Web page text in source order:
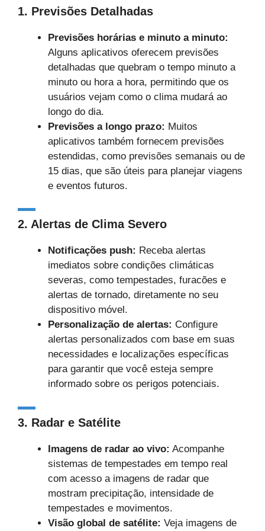
1. Previsões Detalhadas
Previsões horárias e minuto a minuto:
Alguns aplicativos oferecem previsões
detalhadas que quebram o tempo minuto a
minuto ou hora a hora, permitindo que os
usuários vejam como o clima mudará ao
longo do dia.
Previsões a longo prazo: Muitos
aplicativos também fornecem previsões
estendidas, como previsões semanais ou de
15 dias, que são úteis para planejar viagens
e eventos futuros.
2. Alertas de Clima Severo
Notificações push: Receba alertas
imediatos sobre condições climáticas
severas, como tempestades, furacões e
alertas de tornado, diretamente no seu
dispositivo móvel.
Personalização de alertas: Configure
alertas personalizados com base em suas
necessidades e localizações específicas
para garantir que você esteja sempre
informado sobre os perigos potenciais.
3. Radar e Satélite
Imagens de radar ao vivo: Acompanhe
sistemas de tempestades em tempo real
com acesso a imagens de radar que
mostram precipitação, intensidade de
tempestades e movimentos.
Visão global de satélite: Veja imagens de